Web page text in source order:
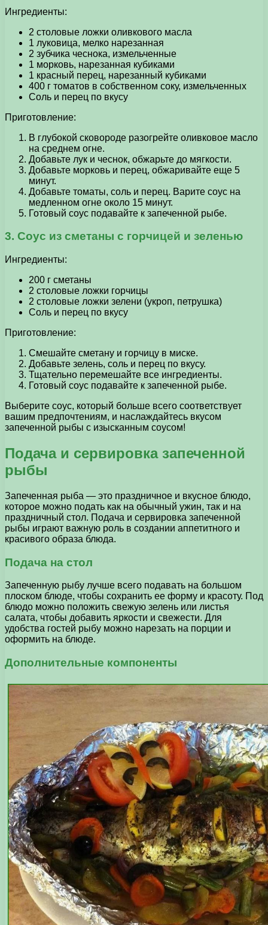
Ингредиенты:
2 столовые ложки оливкового масла
1 луковица, мелко нарезанная
2 зубчика чеснока, измельченные
1 морковь, нарезанная кубиками
1 красный перец, нарезанный кубиками
400 г томатов в собственном соку, измельченных
Соль и перец по вкусу
Приготовление:
В глубокой сковороде разогрейте оливковое масло
на среднем огне.
Добавьте лук и чеснок, обжарьте до мягкости.
Добавьте морковь и перец, обжаривайте еще 5
минут.
Добавьте томаты, соль и перец. Варите соус на
медленном огне около 15 минут.
Готовый соус подавайте к запеченной рыбе.
3. Соус из сметаны с горчицей и зеленью
Ингредиенты:
200 г сметаны
2 столовые ложки горчицы
2 столовые ложки зелени (укроп, петрушка)
Соль и перец по вкусу
Приготовление:
Смешайте сметану и горчицу в миске.
Добавьте зелень, соль и перец по вкусу.
Тщательно перемешайте все ингредиенты.
Готовый соус подавайте к запеченной рыбе.
Выберите соус, который больше всего соответствует
вашим предпочтениям, и наслаждайтесь вкусом
запеченной рыбы с изысканным соусом!
Подача и сервировка запеченной
рыбы
Запеченная рыба — это праздничное и вкусное блюдо,
которое можно подать как на обычный ужин, так и на
праздничный стол. Подача и сервировка запеченной
рыбы играют важную роль в создании аппетитного и
красивого образа блюда.
Подача на стол
Запеченную рыбу лучше всего подавать на большом
плоском блюде, чтобы сохранить ее форму и красоту. Под
блюдо можно положить свежую зелень или листья
салата, чтобы добавить яркости и свежести. Для
удобства гостей рыбу можно нарезать на порции и
оформить на блюде.
Дополнительные компоненты